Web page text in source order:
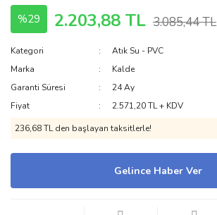
%29 2.203,88 TL 3.085,44 TL
Kategori
Atık Su - PVC
Marka
Kalde
Garanti Süresi
24 Ay
Fiyat
2.571,20 TL + KDV
236,68 TL den başlayan taksitlerle!
Gelince Haber Ver